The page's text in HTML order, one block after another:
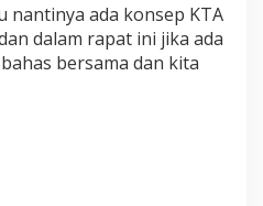
nantinya ada konsep KTA
dalam rapat ini jika ada
bersama dan kita